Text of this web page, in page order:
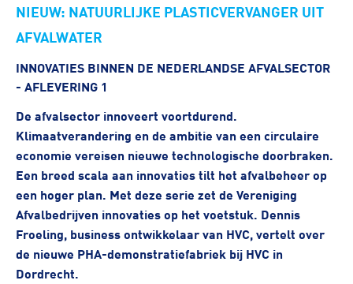
NIEUW: NATUURLIJKE PLASTICVERVANGER UIT
AFVALWATER
INNOVATIES BINNEN DE NEDERLANDSE AFVALSECTOR
- AFLEVERING 1
De afvalsector innoveert voortdurend.
Klimaatverandering en de ambitie van een circulaire
economie vereisen nieuwe technologische doorbraken.
Een breed scala aan innovaties tilt het afvalbeheer op
een hoger plan. Met deze serie zet de Vereniging
Afvalbedrijven innovaties op het voetstuk. Dennis
Froeling, business ontwikkelaar van HVC, vertelt over
de nieuwe PHA-demonstratiefabriek bij HVC in
Dordrecht.